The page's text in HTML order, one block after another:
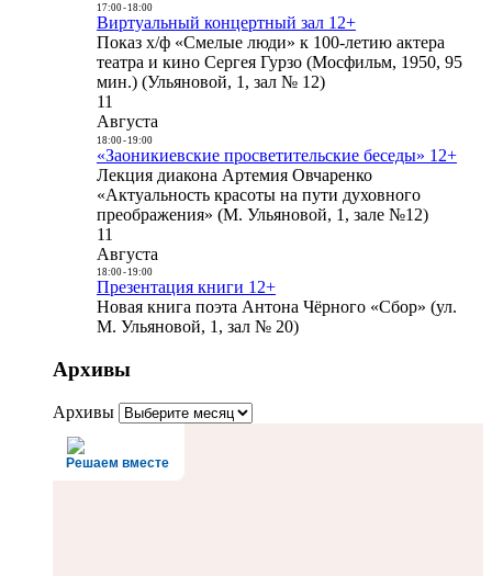
17:00- 18:00
Виртуальный концертный зал 12+
Показ х/ф «Смелые люди» к 100-летию актера
театра и кино Сергея Гурзо (Мосфильм, 1950, 95
мин.) (Ульяновой, 1, зал № 12)
11
Августа
18:00- 19:00
«Заоникиевские просветительские беседы» 12+
Лекция диакона Артемия Овчаренко
«Актуальность красоты на пути духовного
преображения» (М. Ульяновой, 1, зале №12)
11
Августа
18:00- 19:00
Презентация книги 12+
Новая книга поэта Антона Чёрного «Сбор» (ул.
М. Ульяновой, 1, зал № 20)
Архивы
Архивы
Решаем вместе